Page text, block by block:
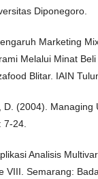
Diponegoro.
Marketing
Melalui Minat
Blitar. IAIN
D. (2004). Managing
7-24.
Analisis
VIII. Semarang: